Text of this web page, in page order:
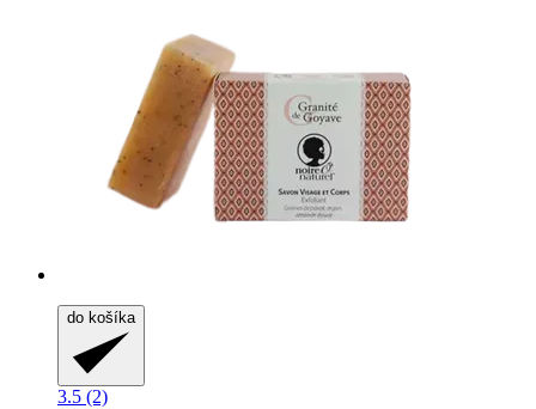
do košíka
3.5 (2)